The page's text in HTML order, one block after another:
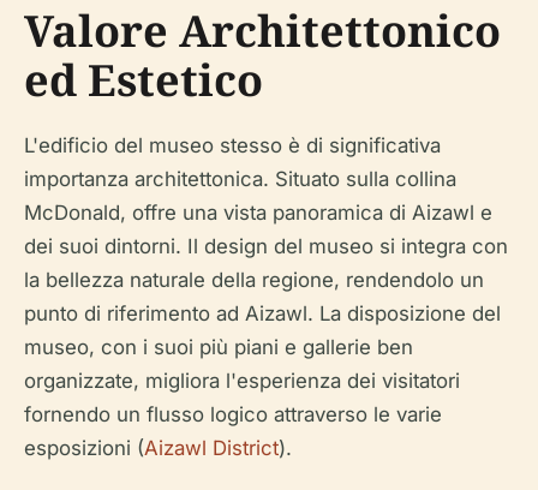
Valore Architettonico
ed Estetico
L'edificio del museo stesso è di significativa
importanza architettonica. Situato sulla collina
McDonald, offre una vista panoramica di Aizawl e
dei suoi dintorni. Il design del museo si integra con
la bellezza naturale della regione, rendendolo un
punto di riferimento ad Aizawl. La disposizione del
museo, con i suoi più piani e gallerie ben
organizzate, migliora l'esperienza dei visitatori
fornendo un flusso logico attraverso le varie
esposizioni (Aizawl District).